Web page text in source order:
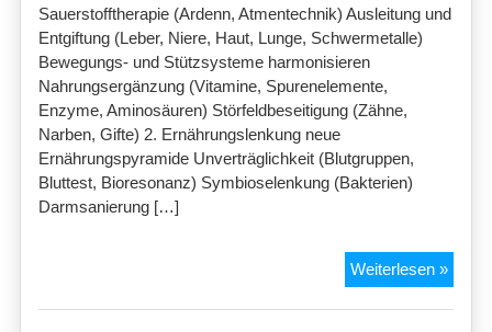
Sauerstofftherapie (Ardenn, Atmentechnik) Ausleitung und
Entgiftung (Leber, Niere, Haut, Lunge, Schwermetalle)
Bewegungs- und Stützsysteme harmonisieren
Nahrungsergänzung (Vitamine, Spurenelemente,
Enzyme, Aminosäuren) Störfeldbeseitigung (Zähne,
Narben, Gifte) 2. Ernährungslenkung neue
Ernährungspyramide Unverträglichkeit (Blutgruppen,
Bluttest, Bioresonanz) Symbioselenkung (Bakterien)
Darmsanierung […]
Weiterlesen »